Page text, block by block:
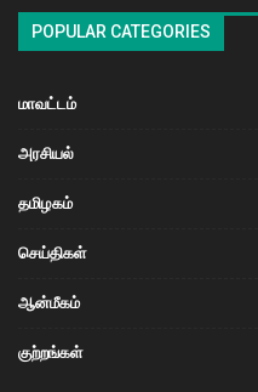
POPULAR CATEGORIES
மாவட்டம்
அரசியல்
தமிழகம்
செய்திகள்
ஆன்மீகம்
குற்றங்கள்